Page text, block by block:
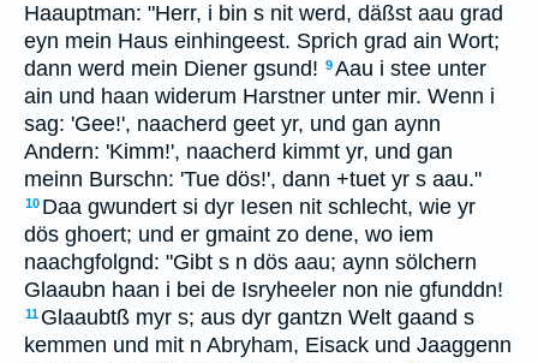
Haauptman: "Herr, i bin s nit werd, däßst aau grad
eyn mein Haus einhingeest. Sprich grad ain Wort;
dann werd mein Diener gsund! 9Aau i stee unter
ain und haan widerum Harstner unter mir. Wenn i
sag: 'Gee!', naacherd geet yr, und gan aynn
Andern: 'Kimm!', naacherd kimmt yr, und gan
meinn Burschn: 'Tue dös!', dann +tuet yr s aau."
10 Daa gwundert si dyr Iesen nit schlecht, wie yr
dös ghoert; und er gmaint zo dene, wo iem
naachgfolgnd: "Gibt s n dös aau; aynn sölchern
Glaaubn haan i bei de Isryheeler non nie gfunddn!
11 Glaaubtß myr s; aus dyr gantzn Welt gaand s
kemmen und mit n Abryham, Eisack und Jaaggenn